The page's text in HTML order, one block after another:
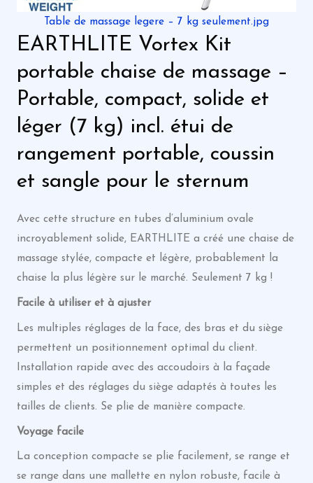
Table de massage legere – 7 kg seulement.jpg
EARTHLITE Vortex Kit
portable chaise de massage –
Portable, compact, solide et
léger (7 kg) incl. étui de
rangement portable, coussin
et sangle pour le sternum
Avec cette structure en tubes d’aluminium ovale
incroyablement solide, EARTHLITE a créé une chaise de
massage stylée, compacte et légère, probablement la
chaise la plus légère sur le marché. Seulement 7 kg !
Facile à utiliser et à ajuster
Les multiples réglages de la face, des bras et du siège
permettent un positionnement optimal du client.
Installation rapide avec des accoudoirs à la façade
simples et des réglages du siège adaptés à toutes les
tailles de clients. Se plie de manière compacte.
Voyage facile
La conception compacte se plie facilement, se range et
se range dans une mallette en nylon robuste, facile à